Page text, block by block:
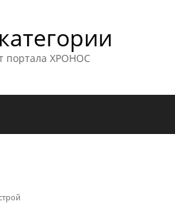
портала ХРОНОС